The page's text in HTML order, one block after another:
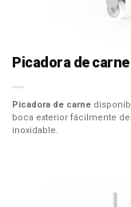
Picadora de
Picadora de carne
boca exterior fácilmente
inoxidable.